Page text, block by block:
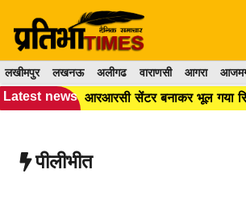
content
लखीमपुर लखनऊ अलीगढ वाराणसी आगरा
Latest news
पीलीभीत